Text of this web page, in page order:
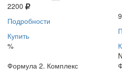
2200
Подробности
Купить
%
Формула 2. Комплекс